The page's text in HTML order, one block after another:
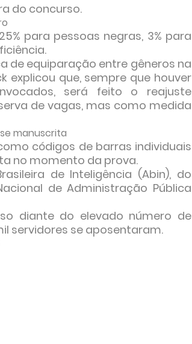
do concurso.
para pessoas negras, 3% para
de equiparação entre gêneros na
explicou que, sempre que houver
será feito o reajuste
de vagas, mas como medida
manuscrita
códigos de barras individuais
no momento da prova.
de Inteligência (Abin), do
de Administração Pública
diante do elevado número de
servidores se aposentaram.